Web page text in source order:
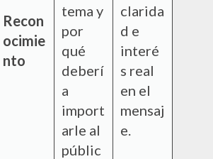
Recon
ocimie
nto
tema y
por
qué
deberí
a
import
arle al
públic
clarida
d e
interé
s real
en el
mensaj
e.